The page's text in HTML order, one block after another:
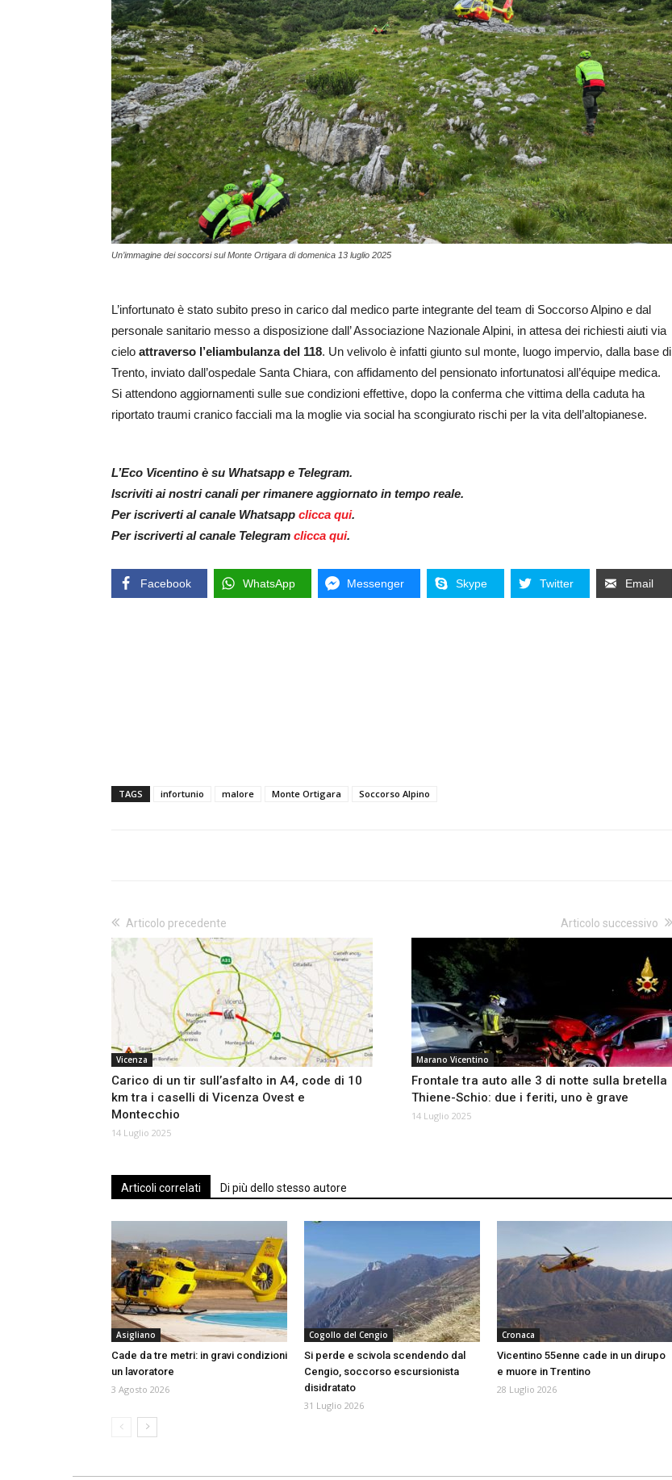
Un’immagine dei soccorsi sul Monte Ortigara di domenica 13 luglio 2025
L’infortunato è stato subito preso in carico dal medico parte integrante del team di Soccorso Alpino e dal
personale sanitario messo a disposizione dall’ Associazione Nazionale Alpini, in attesa dei richiesti aiuti via
cielo attraverso l’eliambulanza del 118. Un velivolo è infatti giunto sul monte, luogo impervio, dalla base di
Trento, inviato dall’ospedale Santa Chiara, con affidamento del pensionato infortunatosi all’équipe medica.
Si attendono aggiornamenti sulle sue condizioni effettive, dopo la conferma che vittima della caduta ha
riportato traumi cranico facciali ma la moglie via social ha scongiurato rischi per la vita dell’altopianese.
L’Eco Vicentino è su Whatsapp e Telegram.
Iscriviti ai nostri canali per rimanere aggiornato in tempo reale.
Per iscriverti al canale Whatsapp clicca qui.
Per iscriverti al canale Telegram clicca qui.
Facebook WhatsApp Messenger Skype Twitter Email
TAGS infortunio malore Monte Ortigara Soccorso Alpino
Articolo precedente
Vicenza
Carico di un tir sull’asfalto in A4, code di 10
km tra i caselli di Vicenza Ovest e
Montecchio
14 Luglio 2025
Articolo successivo
Marano Vicentino
Frontale tra auto alle 3 di notte sulla bretella
Thiene-Schio: due i feriti, uno è grave
14 Luglio 2025
Articoli correlati Di più dello stesso autore
Asigliano
Cade da tre metri: in gravi condizioni
un lavoratore
3 Agosto 2026
Cogollo del Cengio
Si perde e scivola scendendo dal
Cengio, soccorso escursionista
disidratato
31 Luglio 2026
Cronaca
Vicentino 55enne cade in un dirupo
e muore in Trentino
28 Luglio 2026